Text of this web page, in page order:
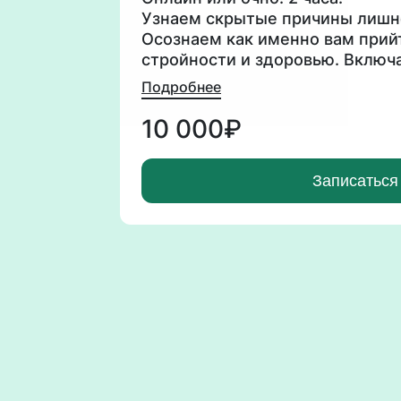
Узнаем скрытые причины
Осознаем как именно вам
стройности и здоровью.
индивидуально для вас и
нему.
Провожу консультации также
родительских отношений
самозванца, коучинговые
тоансформационные игры
Жизни(деньги, стратегии),
Подробнее
10 000₽
Записаться